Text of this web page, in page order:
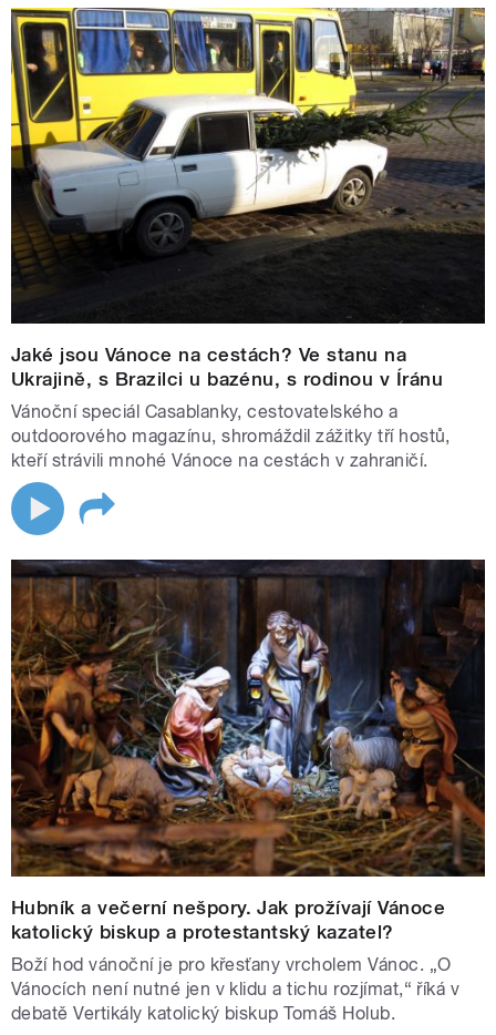
Jaké jsou Vánoce na cestách? Ve stanu na
Ukrajině, s Brazilci u bazénu, s rodinou v Íránu
Vánoční speciál Casablanky, cestovatelského a
outdoorového magazínu, shromáždil zážitky tří hostů,
kteří strávili mnohé Vánoce na cestách v zahraničí.
Hubník a večerní nešpory. Jak prožívají Vánoce
katolický biskup a protestantský kazatel?
Boží hod vánoční je pro křesťany vrcholem Vánoc. „O
Vánocích není nutné jen v klidu a tichu rozjímat,“ říká v
debatě Vertikály katolický biskup Tomáš Holub.